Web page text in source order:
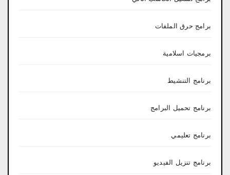
برامج حرق الملفات
برمجيات اسلامية
برنامج التنشيط
برنامج تحميل البرامج
برنامج تعليمي
برنامج تنزيل الفيديو